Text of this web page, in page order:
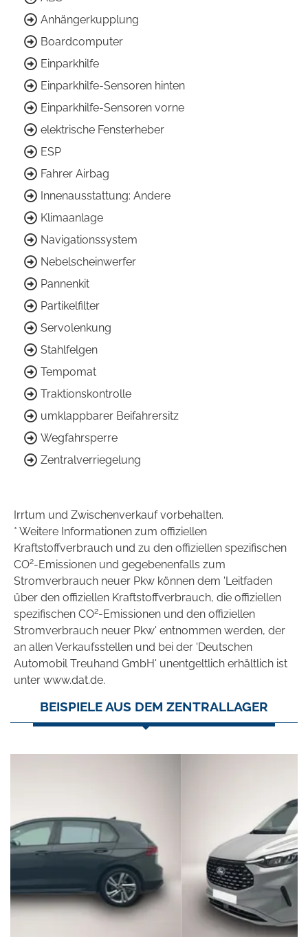
Anhängerkupplung
Boardcomputer
Einparkhilfe
Einparkhilfe-Sensoren hinten
Einparkhilfe-Sensoren vorne
elektrische Fensterheber
ESP
Fahrer Airbag
Innenausstattung: Andere
Klimaanlage
Navigationssystem
Nebelscheinwerfer
Pannenkit
Partikelfilter
Servolenkung
Stahlfelgen
Tempomat
Traktionskontrolle
umklappbarer Beifahrersitz
Wegfahrsperre
Zentralverriegelung
Irrtum und Zwischenverkauf vorbehalten.
* Weitere Informationen zum offiziellen
Kraftstoffverbrauch und zu den offiziellen spezifischen
CO2-Emissionen und gegebenenfalls zum
Stromverbrauch neuer Pkw können dem 'Leitfaden
über den offiziellen Kraftstoffverbrauch, die offiziellen
spezifischen CO2-Emissionen und den offiziellen
Stromverbrauch neuer Pkw' entnommen werden, der
an allen Verkaufsstellen und bei der 'Deutschen
Automobil Treuhand GmbH' unentgeltlich erhältlich ist
unter www.dat.de.
BEISPIELE AUS DEM ZENTRALLAGER